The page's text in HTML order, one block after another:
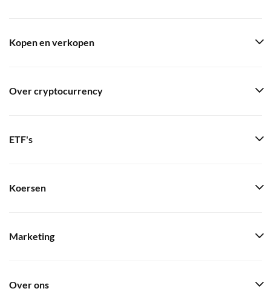
Kopen en verkopen
Over cryptocurrency
ETF's
Koersen
Marketing
Over ons